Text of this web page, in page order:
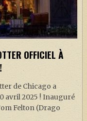
OFFICIEL À
de Chicago a
avril 2025 ! Inauguré
Felton (Drago